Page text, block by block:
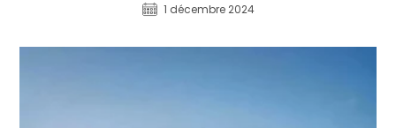
1 décembre 2024